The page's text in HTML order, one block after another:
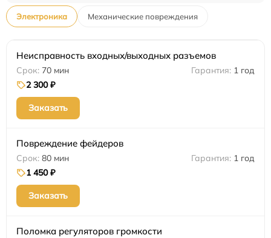
Электроника Механические повреждения
Неисправность входных/выходных разъемов
70 мин
1 год
2 300 ₽
Заказать
Повреждение фейдеров
80 мин
1 год
1 450 ₽
Заказать
Поломка регуляторов громкости